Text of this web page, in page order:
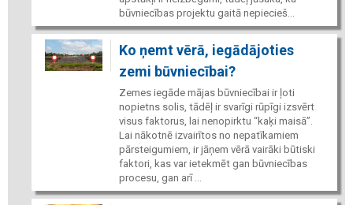
būvniecības projektu gaitā nepiecieš...
Ko ņemt vērā, iegādājoties
zemi būvniecībai?
Zemes iegāde mājas būvniecībai ir ļoti
nopietns solis, tādēļ ir svarīgi rūpīgi izsvērt
visus faktorus, lai nenopirktu “kaķi maisā”.
Lai nākotnē izvairītos no nepatīkamiem
pārsteigumiem, ir jāņem vērā vairāki būtiski
faktori, kas var ietekmēt gan būvniecības
procesu, gan arī ...